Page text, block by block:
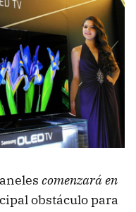
comenzará en
obstáculo para